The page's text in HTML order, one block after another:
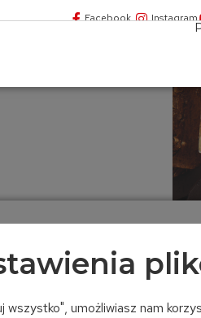
Facebook Instagram
wszystko", umożliwiasz nam